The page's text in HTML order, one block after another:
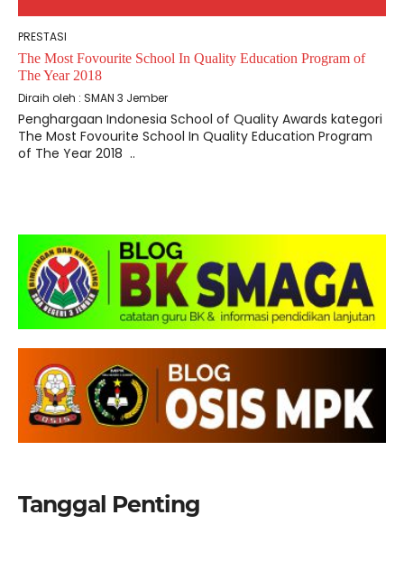
PRESTASI
The Most Fovourite School In Quality Education Program of
The Year 2018
Diraih oleh : SMAN 3 Jember
Penghargaan Indonesia School of Quality Awards kategori
The Most Fovourite School In Quality Education Program
of The Year 2018 ..
Tanggal Penting